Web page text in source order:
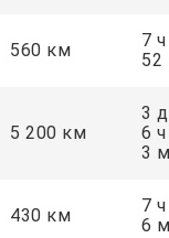
560 км
7 ч
52
5 200 км
3
6 ч
3
430 км
7 ч
6